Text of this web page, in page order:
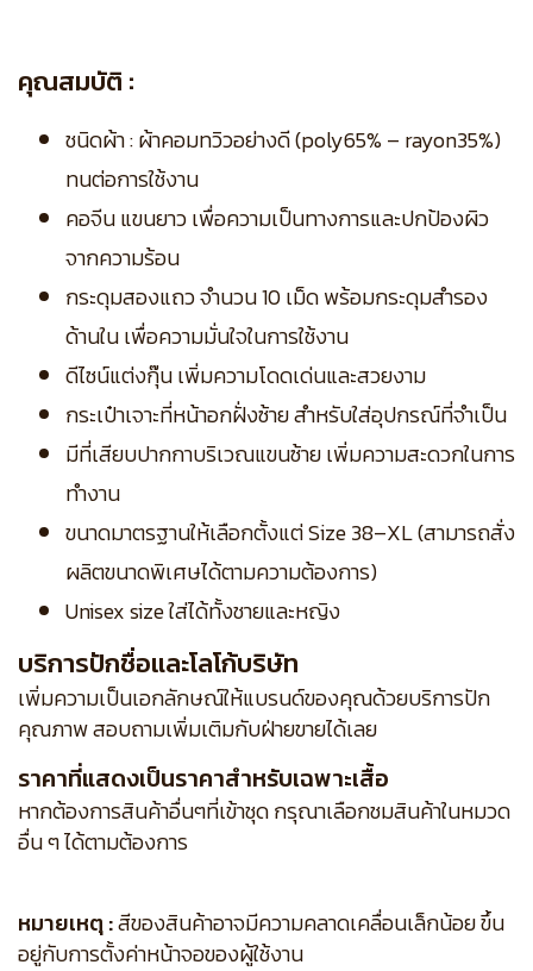
คุณสมบัติ :
ชนิดผ้า : ผ้าคอมทวิวอย่างดี (poly65% – rayon35%)
ทนต่อการใช้งาน
คอจีน แขนยาว เพื่อความเป็นทางการและปกป้องผิว
จากความร้อน
กระดุมสองแถว จำนวน 10 เม็ด พร้อมกระดุมสำรอง
ด้านใน เพื่อความมั่นใจในการใช้งาน
ดีไซน์แต่งกุ๊น เพิ่มความโดดเด่นและสวยงาม
กระเป๋าเจาะที่หน้าอกฝั่งซ้าย สำหรับใส่อุปกรณ์ที่จำเป็น
มีที่เสียบปากกาบริเวณแขนซ้าย เพิ่มความสะดวกในการ
ทำงาน
ขนาดมาตรฐานให้เลือกตั้งแต่ Size 38–XL (สามารถสั่ง
ผลิตขนาดพิเศษได้ตามความต้องการ)
Unisex size ใส่ได้ทั้งชายและหญิง
บริการปักชื่อและโลโก้บริษัท
เพิ่มความเป็นเอกลักษณ์ให้แบรนด์ของคุณด้วยบริการปัก
คุณภาพ สอบถามเพิ่มเติมกับฝ่ายขายได้เลย
ราคาที่แสดงเป็นราคาสำหรับเฉพาะเสื้อ
หากต้องการสินค้าอื่นๆที่เข้าชุด กรุณาเลือกชมสินค้าในหมวด
อื่น ๆ ได้ตามต้องการ
หมายเหตุ :สีของสินค้าอาจมีความคลาดเคลื่อนเล็กน้อย ขึ้น
อยู่กับการตั้งค่าหน้าจอของผู้ใช้งาน